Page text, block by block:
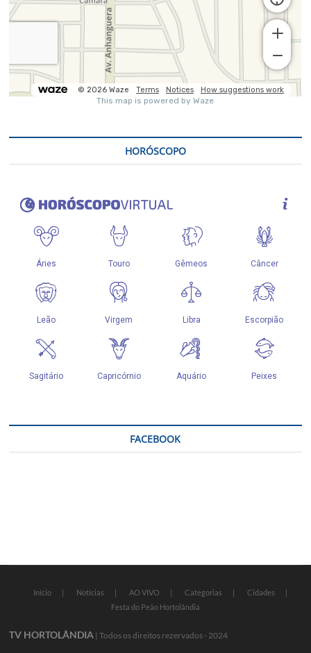
HORÓSCOPO
FACEBOOK
Início Notícias AO VIVO Categorias
Cidades
Festa do Peão Hortolândia
TV HORTOLÂNDIA | Todos os direitos rezervados - 2024